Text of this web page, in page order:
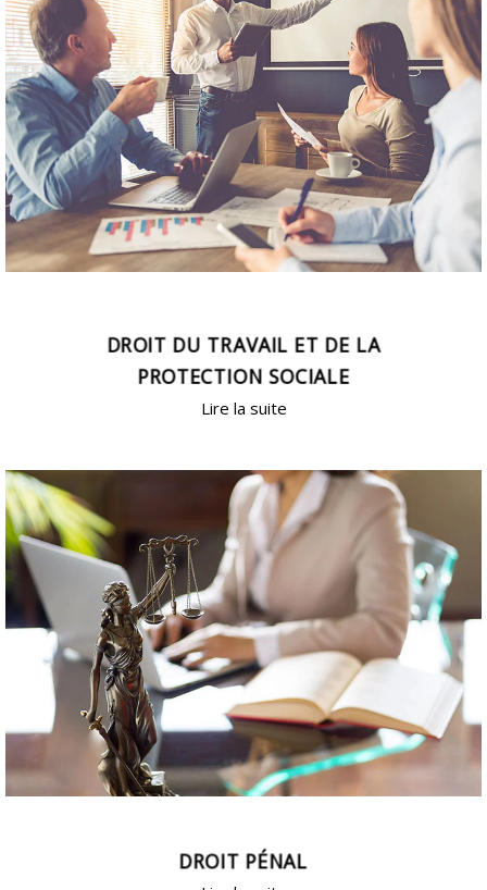
DROIT DU TRAVAIL ET DE LA
PROTECTION SOCIALE
Lire la suite
DROIT PÉNAL